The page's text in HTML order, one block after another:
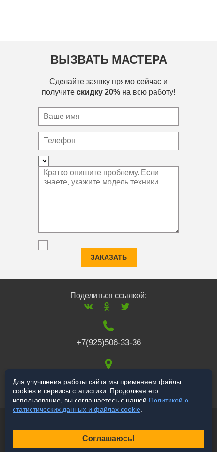
ВЫЗВАТЬ МАСТЕРА
Сделайте заявку прямо сейчас и
получите скидку 20% на всю работу!
ЗАКАЗАТЬ
Поделиться ссылкой:
+7(925)506-33-36
117519,г. Москва,
Варшавское ш., 132
Продвижение сайта
Для улучшения работы сайта мы применяем файлы
cookies и сервисы статистики. Продолжая его
использование, вы соглашаетесь с нашей Политикой о
статистических данных и файлах cookie
Соглашаюсь!